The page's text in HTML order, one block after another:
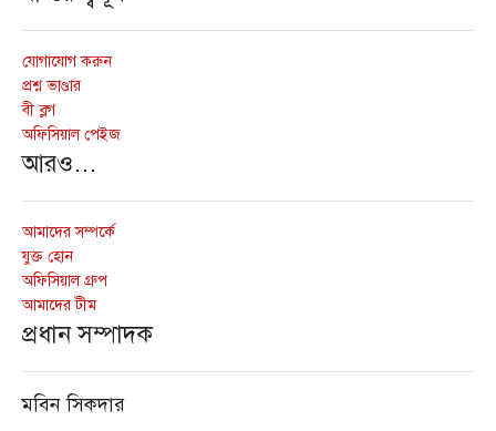
যোগাযোগ করুন
প্রশ্ন ভাণ্ডার
বী ব্লগ
অফিসিয়াল পেইজ
আরও…
আমাদের সম্পর্কে
যুক্ত হোন
অফিসিয়াল গ্রুপ
আমাদের টীম
প্রধান সম্পাদক
মবিন সিকদার